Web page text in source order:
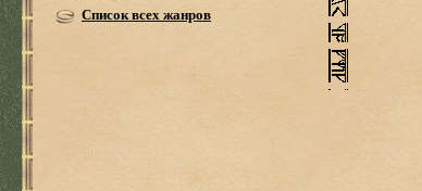
Список всех жанров